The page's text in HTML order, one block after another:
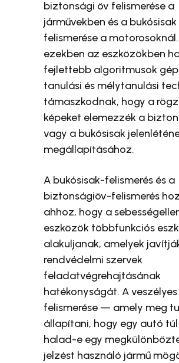
biztonsági öv felismerése a
járművekben és a bukósisak
felismerése a
ezekben az eszközökben
fejlettebb algoritmusok
tanulási és mélytanulási
támaszkodnak, hogy a
képeket elemezzék a
vagy a bukósisak
megállapításához.
A bukósisak-felismerés és a
biztonságiöv-felismerés
ahhoz, hogy a
eszközök többfunkciós
alakuljanak, amelyek
rendvédelmi szervek
feladatvégrehajtásának
hatékonyságát. A
felismerése — amely meg
állapítani, hogy egy autó
halad-e egy
jelzést használó jármű